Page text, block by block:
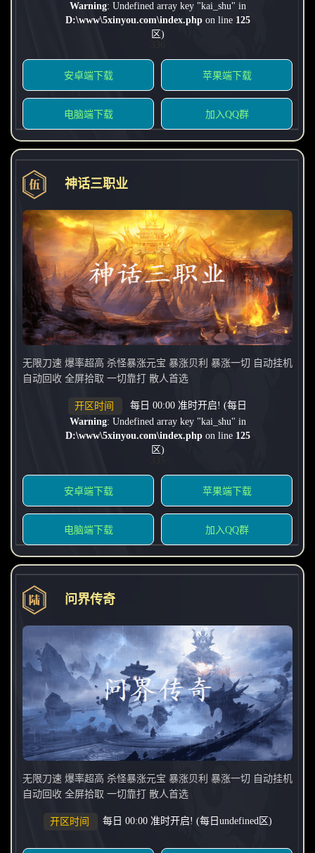
Warning: Undefined array key "kai_shu" in
D:\www\5xinyou.com\index.phpon line 125
区)
安卓端下载 苹果端下载
电脑端下载 加入QQ群
神话三职业
无限刀速 爆率超高 杀怪暴涨元宝 暴涨贝利 暴涨一切 自动挂机
自动回收 全屏拾取 一切靠打 散人首选
开区时间
每日 00:00 准时开启! (每日
Warning: Undefined array key "kai_shu" in
D:\www\5xinyou.com\index.phpon line 125
区)
安卓端下载 苹果端下载
电脑端下载 加入QQ群
问界传奇
无限刀速 爆率超高 杀怪暴涨元宝 暴涨贝利 暴涨一切 自动挂机
自动回收 全屏拾取 一切靠打 散人首选
开区时间 每日 00:00 准时开启! (每日undefined区)